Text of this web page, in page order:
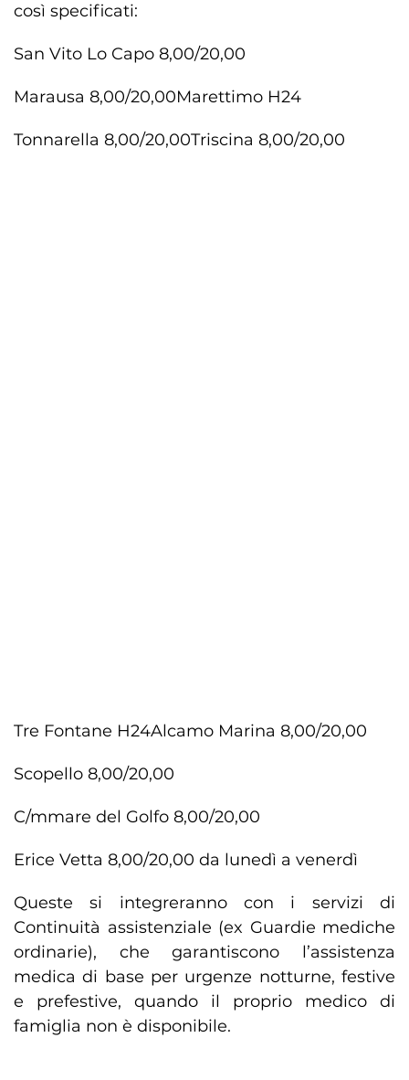
così specificati:
San Vito Lo Capo 8,00/20,00
Marausa 8,00/20,00Marettimo H24
Tonnarella 8,00/20,00Triscina 8,00/20,00
Tre Fontane H24Alcamo Marina 8,00/20,00
Scopello 8,00/20,00
C/mmare del Golfo 8,00/20,00
Erice Vetta 8,00/20,00 da lunedì a venerdì
Queste si integreranno con i servizi di
Continuità assistenziale (ex Guardie mediche
ordinarie), che garantiscono l’assistenza
medica di base per urgenze notturne, festive
e prefestive, quando il proprio medico di
famiglia non è disponibile.